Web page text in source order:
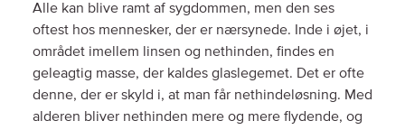
Alle kan blive ramt af sygdommen, men den ses
oftest hos mennesker, der er nærsynede. Inde i øjet, i
området imellem linsen og nethinden, findes en
geleagtig masse, der kaldes glaslegemet. Det er ofte
denne, der er skyld i, at man får nethindeløsning. Med
alderen bliver nethinden mere og mere flydende, og